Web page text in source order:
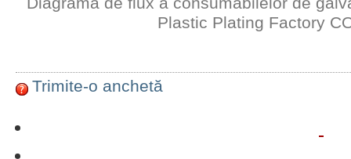
Plastic Plating Factory
Trimite-o anchetă